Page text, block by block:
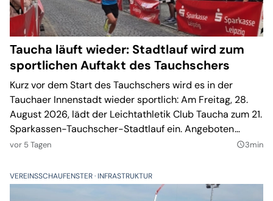
Taucha läuft wieder: Stadtlauf wird zum
sportlichen Auftakt des Tauchschers
Kurz vor dem Start des Tauchschers wird es in der
Tauchaer Innenstadt wieder sportlich: Am Freitag, 28.
August 2026, lädt der Leichtathletik Club Taucha zum 21.
Sparkassen-Tauchscher-Stadtlauf ein. Angeboten
werden Strecken für Kinder, Hobbyläufer, Walker und
sächsischen Landesmeister über zehn Kilometer
ermittelt.
vor 5 Tagen query_builder3min
VEREINSSCHAUFENSTER INFRASTRUKTUR